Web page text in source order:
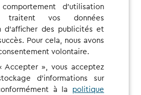
d'utilisation
traitent vos données
d'afficher des publicités et
Pour cela, nous avons
volontaire.
Accepter », vous acceptez
d'informations sur
à la politique